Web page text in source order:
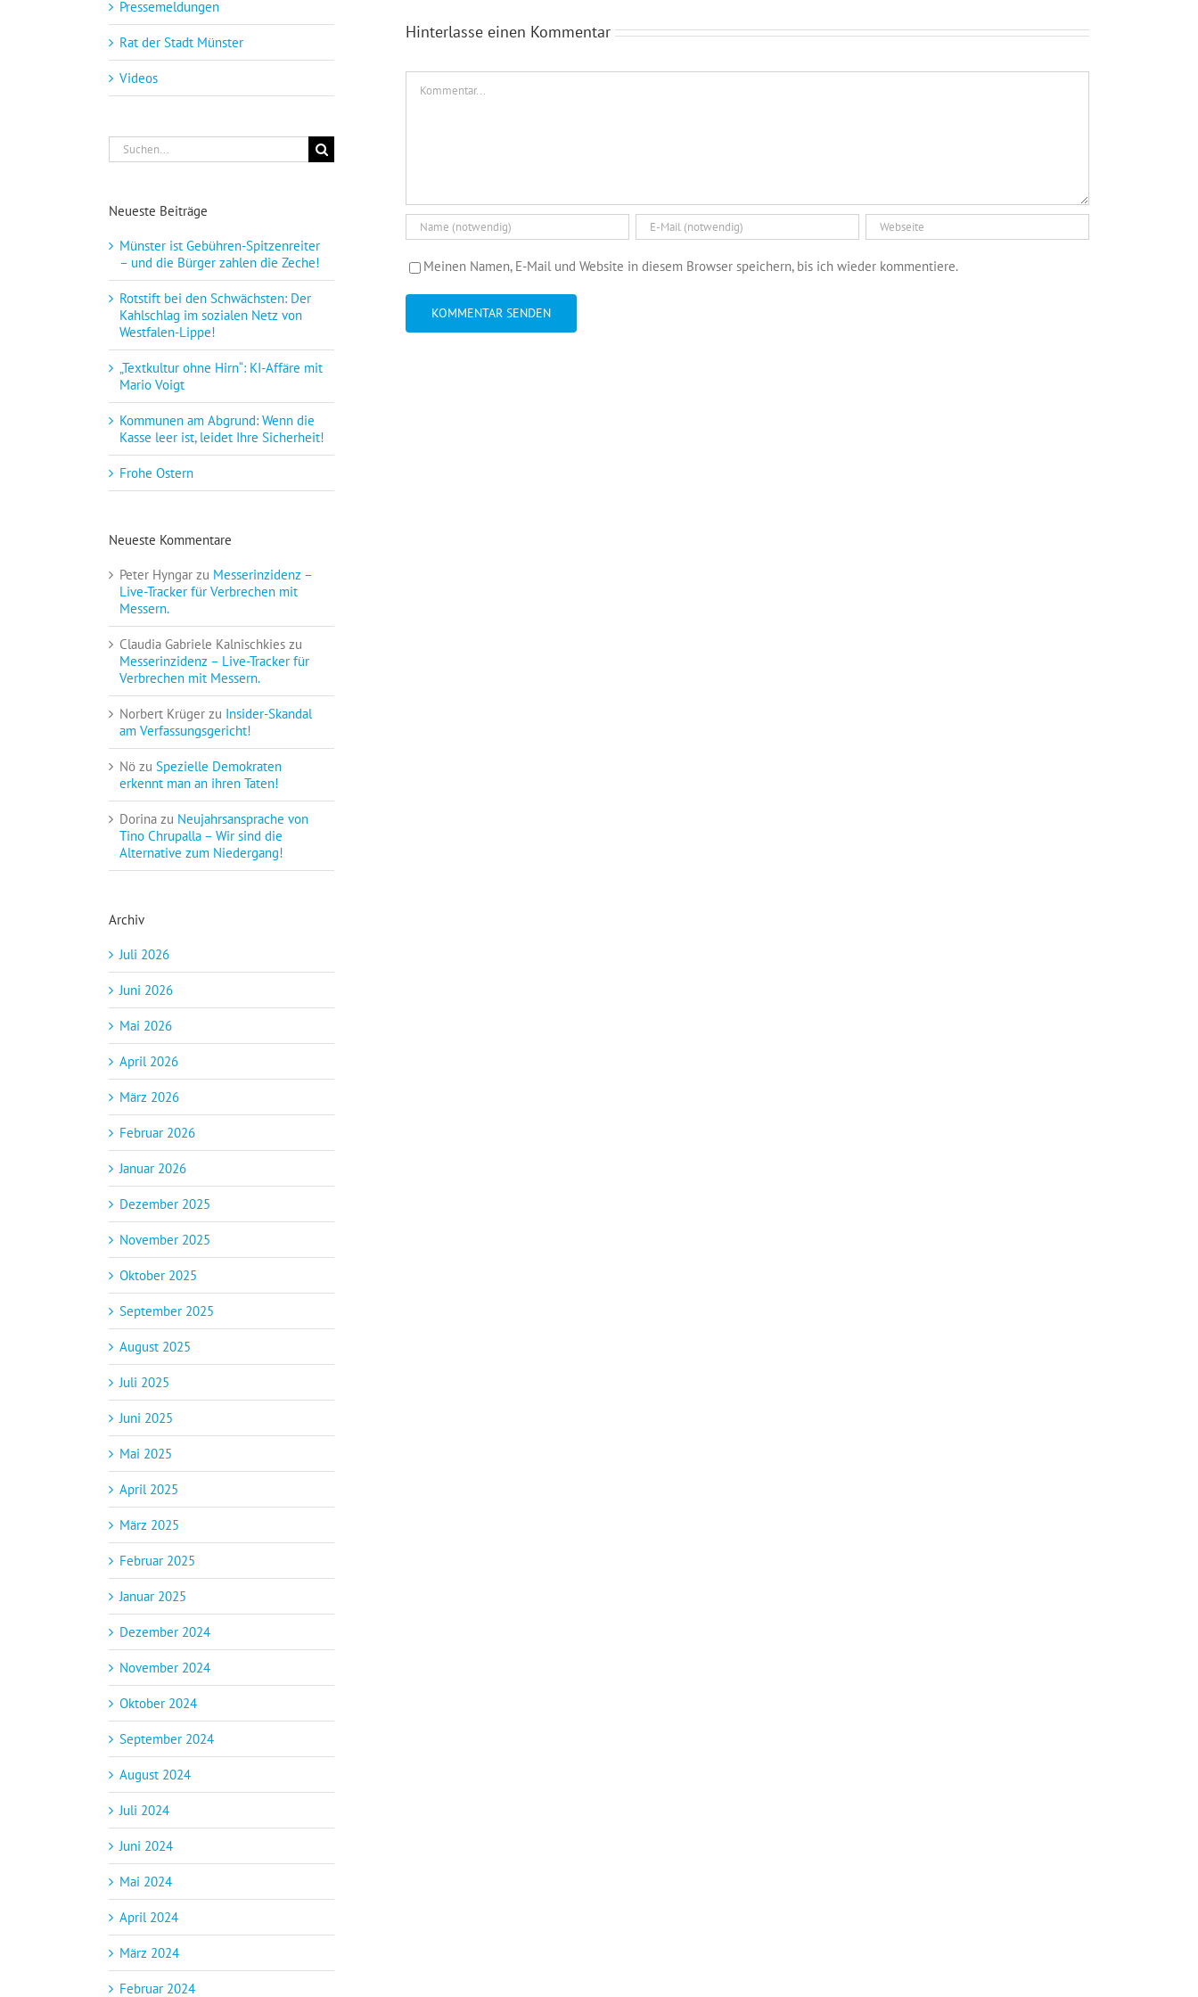
Hinterlasse einen Kommentar
Meinen Namen, E-Mail und Website in diesem Browser speichern, bis ich wieder kommentiere.
Pressemeldungen
Rat der Stadt Münster
Videos
Suche
nach:
Neueste Beiträge
Münster ist Gebühren-Spitzenreiter
– und die Bürger zahlen die Zeche!
Rotstift bei den Schwächsten: Der
Kahlschlag im sozialen Netz von
Westfalen-Lippe!
„Textkultur ohne Hirn“: KI-Affäre mit
Mario Voigt
Kommunen am Abgrund: Wenn die
Kasse leer ist, leidet Ihre Sicherheit!
Frohe Ostern
Neueste Kommentare
Peter Hyngar zu Messerinzidenz –
Live-Tracker für Verbrechen mit
Messern.
Claudia Gabriele Kalnischkies zu
Messerinzidenz – Live-Tracker für
Verbrechen mit Messern.
Norbert Krüger zu Insider-Skandal
am Verfassungsgericht!
Nö zu Spezielle Demokraten
erkennt man an ihren Taten!
Dorina zu Neujahrsansprache von
Tino Chrupalla – Wir sind die
Alternative zum Niedergang!
Archiv
Juli 2026
Juni 2026
Mai 2026
April 2026
März 2026
Februar 2026
Januar 2026
Dezember 2025
November 2025
Oktober 2025
September 2025
August 2025
Juli 2025
Juni 2025
Mai 2025
April 2025
März 2025
Februar 2025
Januar 2025
Dezember 2024
November 2024
Oktober 2024
September 2024
August 2024
Juli 2024
Juni 2024
Mai 2024
April 2024
März 2024
Februar 2024